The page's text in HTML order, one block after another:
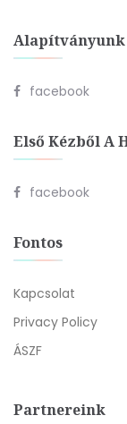
Alapítványunk
facebook
Első Kézből A
facebook
Fontos
Kapcsolat
Privacy Policy
ÁSZF
Partnereink